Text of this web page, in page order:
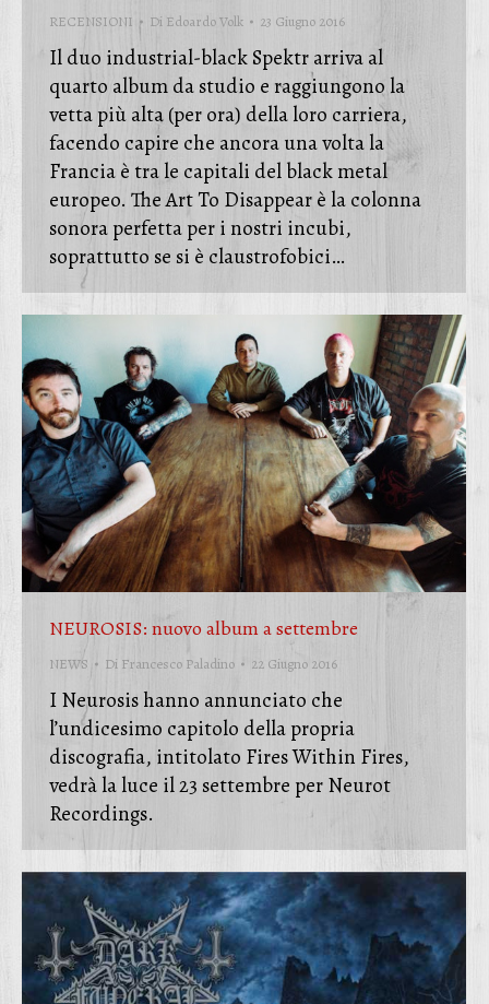
RECENSIONI Di Edoardo Volk 23 Giugno 2016
Il duo industrial-black Spektr arriva al
quarto album da studio e raggiungono la
vetta più alta (per ora) della loro carriera,
facendo capire che ancora una volta la
Francia è tra le capitali del black metal
europeo. The Art To Disappear è la colonna
sonora perfetta per i nostri incubi,
soprattutto se si è claustrofobici…
NEUROSIS: nuovo album a settembre
NEWS Di Francesco Paladino 22 Giugno 2016
I Neurosis hanno annunciato che
l’undicesimo capitolo della propria
discografia, intitolato Fires Within Fires,
vedrà la luce il 23 settembre per Neurot
Recordings.